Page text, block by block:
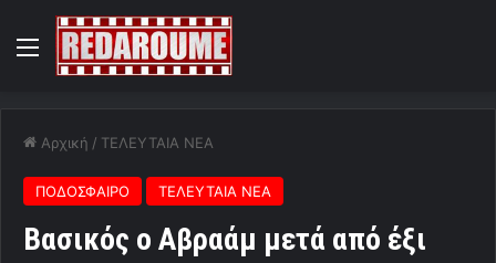
Menu
Αρχική / ΤΕΛΕΥΤΑΙΑ ΝΕΑ
ΠΟΔΟΣΦΑΙΡΟ ΤΕΛΕΥΤΑΙΑ ΝΕΑ
Βασικός ο Αβραάμ μετά από έξι